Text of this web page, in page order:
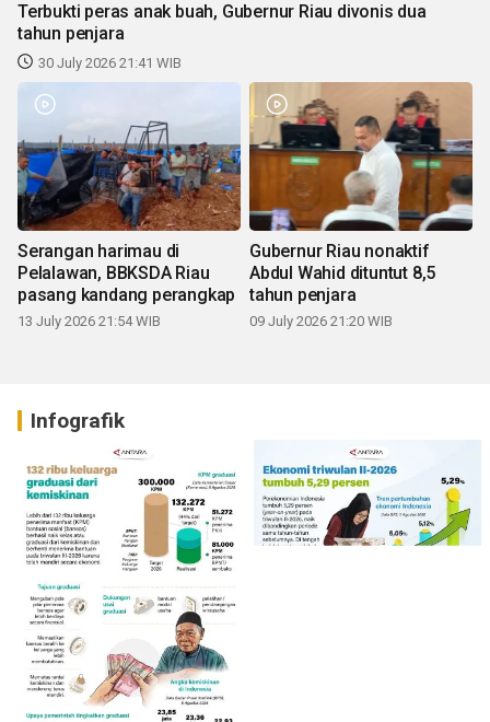
Terbukti peras anak buah, Gubernur Riau divonis dua
tahun penjara
30 July 2026 21:41 WIB
Serangan harimau di
Pelalawan, BBKSDA Riau
pasang kandang perangkap
13 July 2026 21:54 WIB
Gubernur Riau nonaktif
Abdul Wahid dituntut 8,5
tahun penjara
09 July 2026 21:20 WIB
Infografik